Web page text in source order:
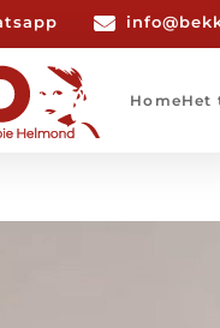

HomeHet